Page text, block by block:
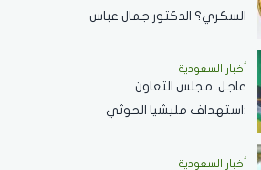
السكري؟ الدكتور جمال عباس
يجيب
أخبار السعودية
عاجل..مجلس التعاون
:استهداف مليشيا الحوثي
..ونؤيد إجراءات المملكة
أخبار السعودية